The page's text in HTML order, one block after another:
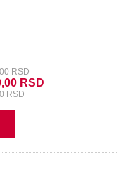
RSD
RSD
RSD